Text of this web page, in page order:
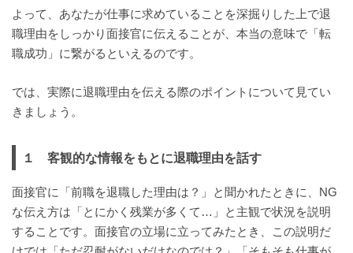
よって、あなたが仕事に求めていることを深掘りした上で退
職理由をしっかり面接官に伝えることが、本当の意味で「転
職成功」に繋がるといえるのです。
では、実際に退職理由を伝える際のポイントについて見てい
きましょう。
１ 客観的な情報をもとに退職理由を話す
面接官に「前職を退職した理由は？」と聞かれたときに、NG
な伝え方は「とにかく残業が多くて…」と主観で状況を説明
することです。面接官の立場に立ってみたとき、この説明だ